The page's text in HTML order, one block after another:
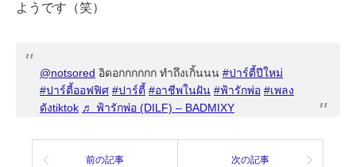
ようです（笑）
@notsored อิดอกกกกกก ทำถึงเกิ้นนน #ปาร์ตี้ปีใหม่
#ปาร์ตี้ออฟฟิศ #ปาร์ตี้ #อาชีพในฝัน #ฟ้ารักพ่อ #เพลง
ดังtiktok ♬ ฟ้ารักพ่อ (DILF) – BADMIXY
前の記事 次の記事